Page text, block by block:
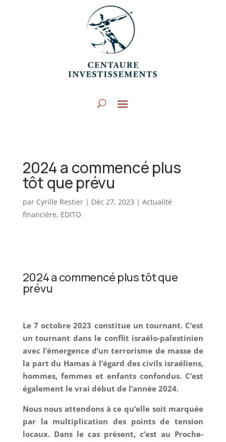
2024 a commencé plus
tôt que prévu
par Cyrille Restier| Déc 27, 2023 | Actualité
financière, EDITO
2024 a commencé ​plus tôt que
prévu
Le 7 octobre 2023 constitue un tournant. C’est
un tournant dans le conflit israélo-palestinien
avec l’émergence d’un terrorisme de masse de
la part du Hamas à l’égard des civils israéliens,
hommes, femmes et enfants confondus. C’est
également le vrai début de l’année 2024.
Nous nous attendons à ce qu’elle soit marquée
par la multiplication des points de tension
locaux. Dans le cas présent, c’est au Proche-